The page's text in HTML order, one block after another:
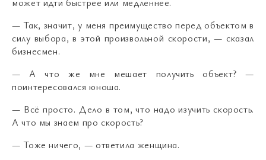
— Так, значит, у меня преимущество перед объектом в
силу выбора, в этой произвольной скорости, — сказал
бизнесмен.
— А что же мне мешает получить объект? —
поинтересовался юноша.
— Всё просто. Дело в том, что надо изучить скорость.
А что мы знаем про скорость?
— Тоже ничего, — ответила женщина.